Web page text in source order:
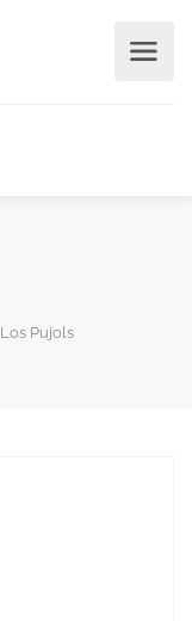
Los Pujols